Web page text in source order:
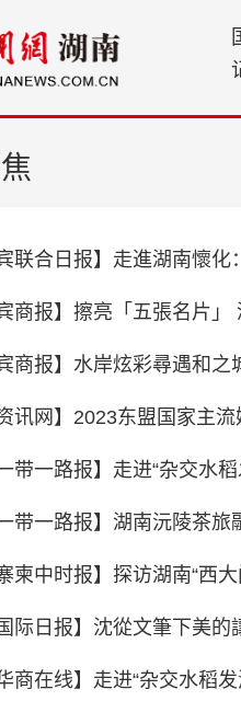
联合日报】走進湖南懷
商报】擦亮「五張名片
商报】水岸炫彩尋遇和
资讯网】2023东盟国家主
带一路报】走进“杂交水
带一路报】湖南沅陵茶
柬中时报】探访湖南“西
际日报】沈從文筆下美
商在线】走进“杂交水稻